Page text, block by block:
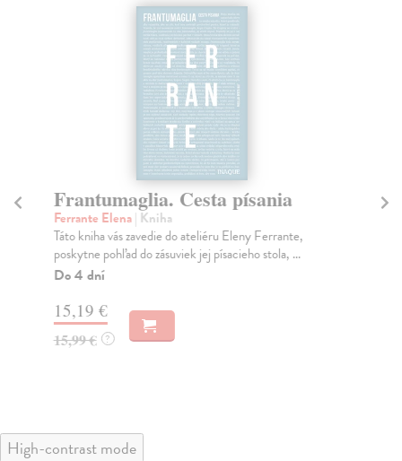
Frantumaglia. Cesta písania
Ferrante Elena| Kniha
Táto kniha vás zavedie do ateliéru Eleny Ferrante,
poskytne pohľad do zásuviek jej písacieho stola, ...
Do 4 dní
15,19 €
15,99 € ?
High-contrast mode